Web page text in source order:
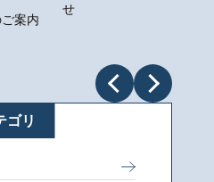
ゴリ
案内
せ